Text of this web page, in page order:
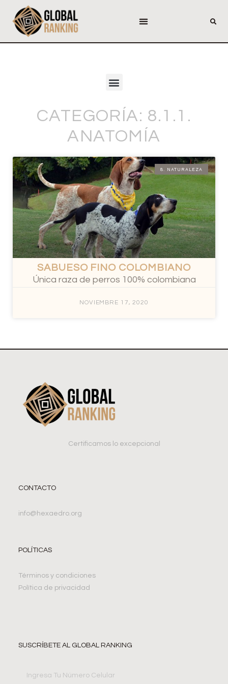
CATEGORÍA: 8.1.1.
ANATOMÍA
8. NATURALEZA
SABUESO FINO COLOMBIANO
Única raza de perros 100% colombiana
NOVIEMBRE 17, 2020
Certificamos lo excepcional
CONTACTO
info@hexaedro.org
POLÍTICAS
Términos y condiciones
Política de privacidad
SUSCRÍBETE AL GLOBAL RANKING